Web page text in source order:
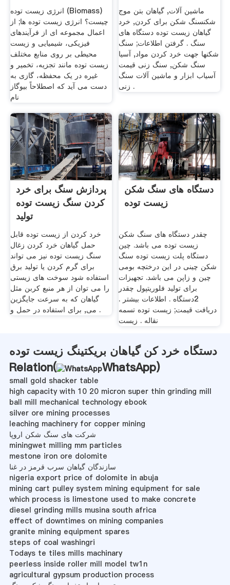
انرژی زیست توده (Biomass)
چیست؟ انرژی زیست توده ها; از
اعمال مجموعه ای از فرآیندهای
فیزیکی، شیمیایی و زیست
محیطی بر روی منابع مختلف
زیست توده مانند تجزیه، تخمیر و
غیره در یک محفظه، گازی به
دست می آید که اصطلاحاً بیوگاز
نام
ماشین آلات, گیاهان بتن موج
شکنسنگ شکن برای کردن, خرد
گیاهان زیست توده دستگاه های
سنگ . گرفتن اطلاعات; سنگ
شکنها جهت خرد کردن مواد, آسیا
سنگ شکن, سنگ زنی قیمت
آسیاب ابزار و ماشین آلات سنگ
زنی .
پردازش سنگ برای خرد
کردن سنگ زیست توده
تولید
خرد کردن از زیست توده قابل
حمل گیاهان خرد کردن زغال
سنگ زیست توده نیز می تواند
برای گرم کردن یا تولید برق
استفاده شود سوخت های زیستی
را می توان از هر منبع کربن مثل
گیاهان که به سرعت جایگزین
می, برای استفاده در حمل و .
دستگاه های سنگ شکن
زیست توده
چقدر دستگاه های سنگ شکن
زیست توده می باشد. چین
دستگاه پلت زیست توده سنگ
شکن چینی در این درختچه بومی
چین و زاپن می باشد. تجهیزات
برای تولید فلوریتپول چقدر
2دستگاه . اطلاعات بیشتر .
دریافت قیمت; زیست توده تسمه
نقاله . زیست
دستگاه خرد کن گیاهان بریکتینگ زیست توده
Relation(
WhatsApp)
small gold shacker table
high capacity with 10 20 micron super thin grinding mill
ball mill mechanical technology ebook
silver ore mining processes
leaching machinery for copper mining
شرکت های سنگ شکن اروپا
miningwet milling mm particles
mestone iron ore dolomite
سازندگان گیاهان سرب قرمز در غنا
nigeria export price of dolomite in abuja
mining cart pulley system mining equipment for sale
which process is limestone used to make concrete
diesel grinding mills musina south africa
effect of downtimes on mining companies
granite mining equipment spares
steps of coal washingri
Todays te tiles mills machinary
peerless inside roller mill model tw1n
agricultural gypsum production process